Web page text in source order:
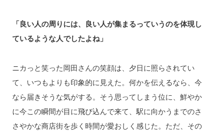
「良い人の周りには、良い人が集まるっていうのを体現し
ているような人でしたよね」
ニカっと笑った岡田さんの笑顔は、夕日に照らされてい
て、いつもよりも印象的に見えた。何かを伝えるなら、今
なら届きそうな気がする。そう思ってしまう位に、鮮やか
に今この瞬間が目に飛び込んで来て、駅に向かうまでのさ
さやかな商店街を歩く時間が愛おしく感じた。ただ、その